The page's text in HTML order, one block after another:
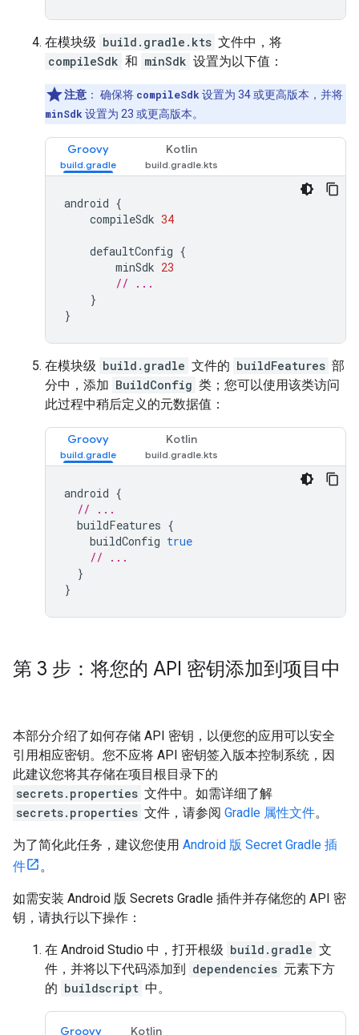
在模块级 build.gradle.kts 文件中，将
compileSdk 和 minSdk 设置为以下值：
注意 ： 确保将 compileSdk 设置为 34 或更高版本，并将
minSdk 设置为 23 或更高版本。
Groovy Kotlin
android {
compileSdk 34
defaultConfig {
minSdk 23
// ...
}
}
在模块级 build.gradle 文件的 buildFeatures 部
分中，添加 BuildConfig 类；您可以使用该类访问
此过程中稍后定义的元数据值：
Groovy Kotlin
android {
// ...
buildFeatures {
buildConfig true
// ...
}
}
第 3 步：将您的 API 密钥添加到项目中
本部分介绍了如何存储 API 密钥，以便您的应用可以安全
引用相应密钥。您不应将 API 密钥签入版本控制系统，因
此建议您将其存储在项目根目录下的
secrets.properties 文件中。如需详细了解
secrets.properties 文件，请参阅 Gradle 属性文件。
为了简化此任务，建议您使用 Android 版 Secret Gradle 插
件
。
如需安装 Android 版 Secrets Gradle 插件并存储您的 API 密
钥，请执行以下操作：
在 Android Studio 中，打开根级 build.gradle 文
件，并将以下代码添加到 dependencies 元素下方
的 buildscript 中。
Groovy Kotlin